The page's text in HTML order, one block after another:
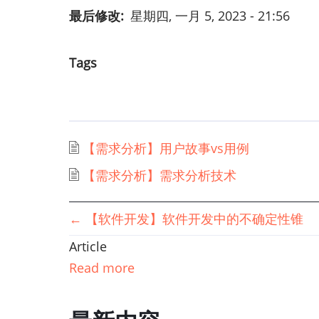
最后修改 星期四, 一月 5, 2023 - 21:56
Tags
【需求分析】用户故事vs用例
【需求分析】需求分析技术
书
籍
←
【软件开发】软件开发中的不确定性锥
Article
Read more